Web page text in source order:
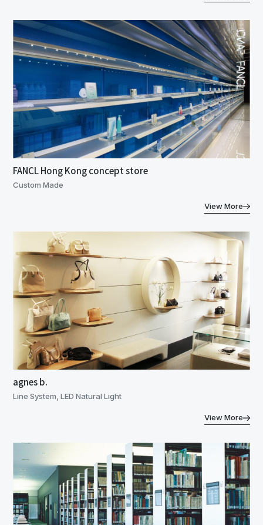
FANCL Hong Kong concept store
Custom Made
View More
agnes b.
Line System, LED Natural Light
View More